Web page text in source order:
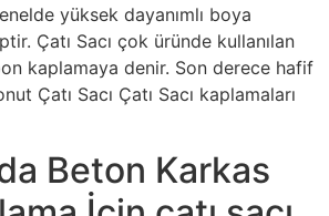
yüksek dayanımlı boya
Çatı Sacı çok üründe kullanılan
kaplamaya denir. Son derece hafif
Çatı Sacı Çatı Sacı kaplamaları
Beton Karkas